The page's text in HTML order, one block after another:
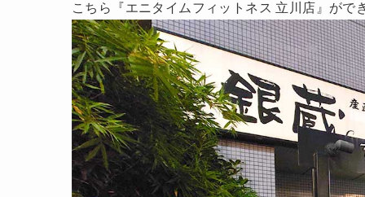
こちら『エニタイムフィットネス 立川店』がで